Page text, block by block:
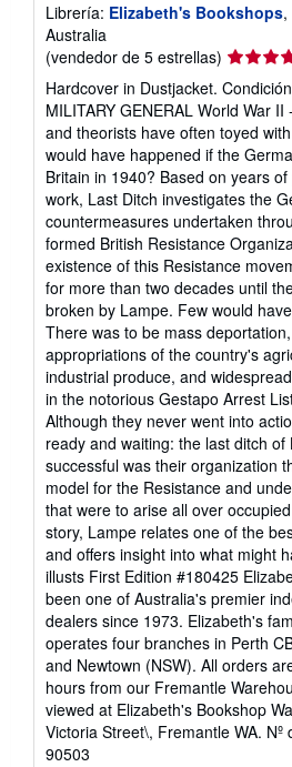
Librería: Elizabeth's Bookshops,
Australia
(vendedor de 5 estrellas)
del
5
de
5
estrellas
Hardcover in Dustjacket.
MILITARY GENERAL World War
and theorists have often toyed
would have happened if the
Britain in 1940? Based on years
work, Last Ditch investigates the
countermeasures undertaken
formed British Resistance
existence of this Resistance
for more than two decades until
broken by Lampe. Few would
There was to be mass
appropriations of the country's
industrial produce, and
in the notorious Gestapo Arrest
Although they never went into
ready and waiting: the last ditch of
successful was their organization
model for the Resistance and
that were to arise all over
story, Lampe relates one of the
and offers insight into what might
illusts First Edition #180425
been one of Australia's premier
dealers since 1973. Elizabeth's
operates four branches in Perth
and Newtown (NSW). All orders
hours from our Fremantle
viewed at Elizabeth's Bookshop
Victoria Street\, Fremantle WA. Nº
90503